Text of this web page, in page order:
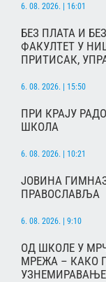
6. 08. 2026. | 16:01
БЕЗ ПЛАТА И
ФАКУЛТЕТ У
ПРИТИСАК,
6. 08. 2026. | 15:50
ПРИ КРАЈУ
ШКОЛА
6. 08. 2026. | 10:21
ЈОВИНА
ПРАВОСЛАВЉА
6. 08. 2026. | 9:10
ОД ШКОЛЕ У
МРЕЖА – КАКО